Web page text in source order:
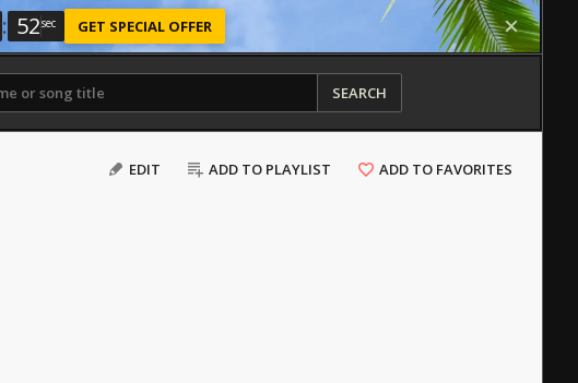
: 51sec GET SPECIAL OFFER
SEARCH
EDIT ADD TO PLAYLIST ADD TO FAVORITES